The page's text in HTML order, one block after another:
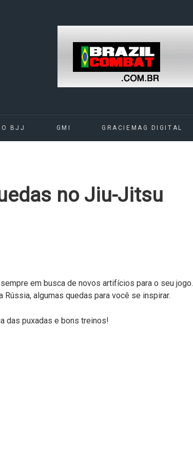
BJJ GMI GRACIEMAG DIGITAL
no Jiu-Jitsu
em busca de novos artifícios para o seu jogo.
algumas quedas para você se inspirar.
das puxadas e bons treinos!